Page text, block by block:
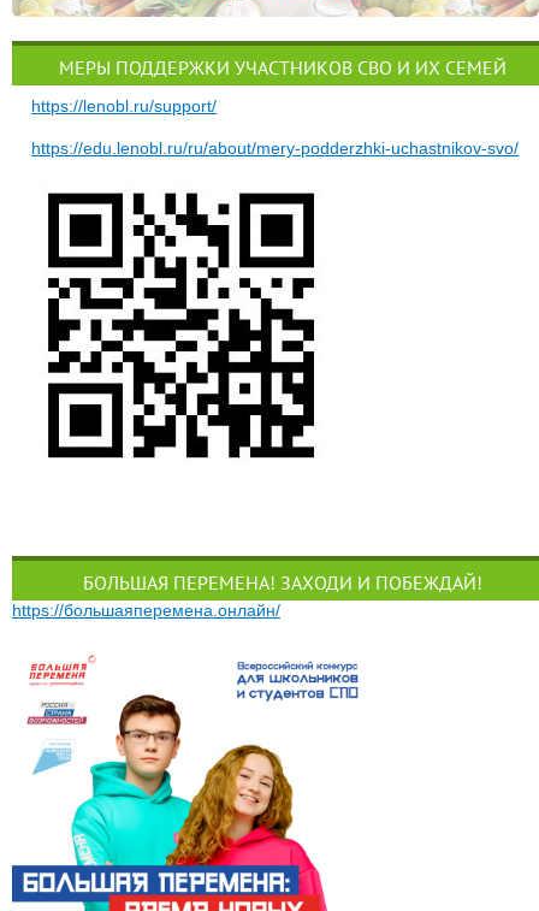
МЕРЫ ПОДДЕРЖКИ УЧАСТНИКОВ СВО И ИХ СЕМЕЙ
https://lenobl.ru/support/
https://edu.lenobl.ru/ru/about/mery-podderzhki-uchastnikov-svo/
БОЛЬШАЯ ПЕРЕМЕНА! ЗАХОДИ И ПОБЕЖДАЙ!
https://большаяперемена.онлайн/